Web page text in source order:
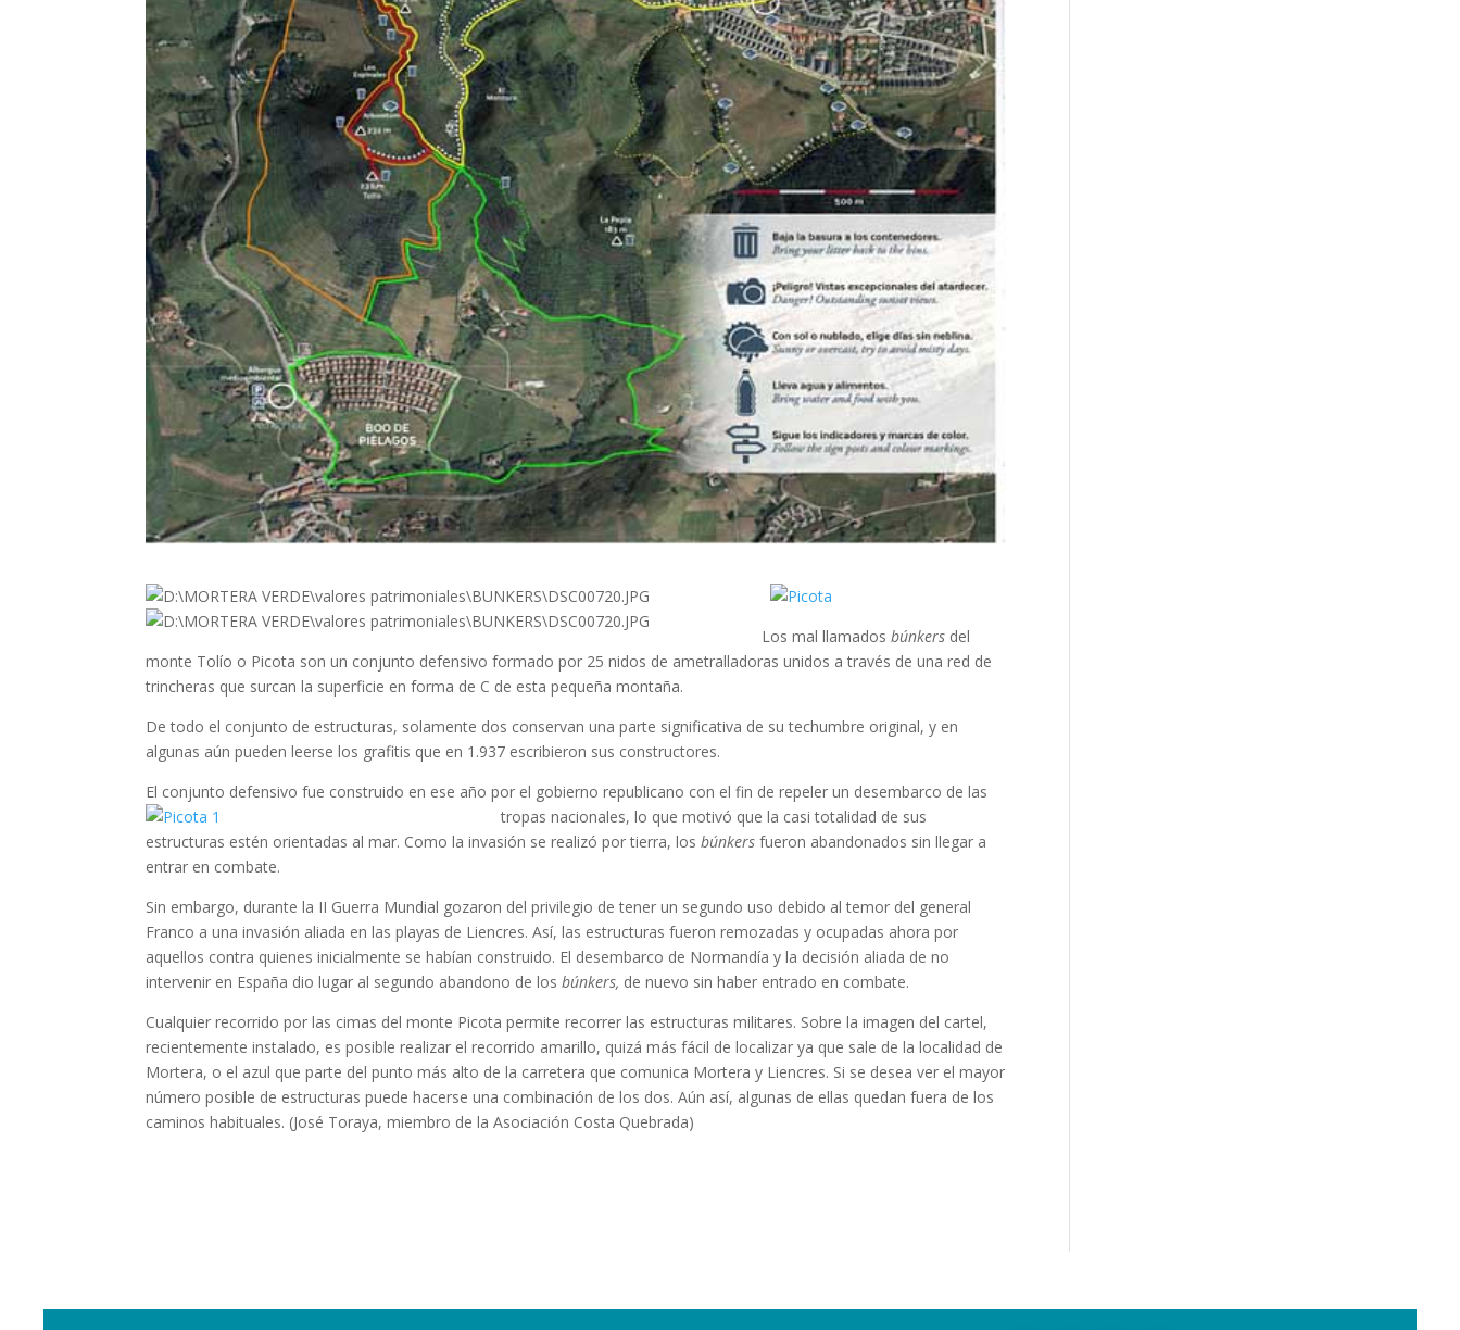
Los mal llamadosbúnkers del
monte Tolío o Picota son un conjunto defensivo formado por 25 nidos de ametralladoras unidos a través de una red de
trincheras que surcan la superficie en forma de C de esta pequeña montaña.
De todo el conjunto de estructuras, solamente dos conservan una parte significativa de su techumbre original, y en
algunas aún pueden leerse los grafitis que en 1.937 escribieron sus constructores.
El conjunto defensivo fue construido en ese año por el gobierno republicano con el fin de repeler un desembarco de las
tropas nacionales, lo que motivó que la casi totalidad de sus
estructuras estén orientadas al mar. Como la invasión se realizó por tierra, losbúnkers fueron abandonados sin llegar a
entrar en combate.
Sin embargo, durante la II Guerra Mundial gozaron del privilegio de tener un segundo uso debido al temor del general
Franco a una invasión aliada en las playas de Liencres. Así, las estructuras fueron remozadas y ocupadas ahora por
aquellos contra quienes inicialmente se habían construido. El desembarco de Normandía y la decisión aliada de no
intervenir en España dio lugar al segundo abandono de losbúnkers, de nuevo sin haber entrado en combate.
Cualquier recorrido por las cimas del monte Picota permite recorrer las estructuras militares. Sobre la imagen del cartel,
recientemente instalado, es posible realizar el recorrido amarillo, quizá más fácil de localizar ya que sale de la localidad de
Mortera, o el azul que parte del punto más alto de la carretera que comunica Mortera y Liencres. Si se desea ver el mayor
número posible de estructuras puede hacerse una combinación de los dos. Aún así, algunas de ellas quedan fuera de los
caminos habituales. (José Toraya, miembro de la Asociación Costa Quebrada)